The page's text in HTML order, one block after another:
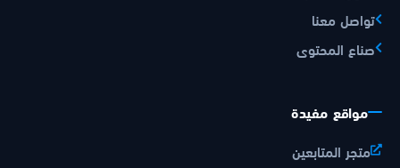
تواصل معنا
صناع المحتوى
مواقع مفيدة
متجر المتابعين